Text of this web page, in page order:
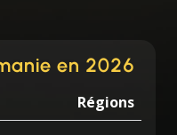
en 2026
Régions